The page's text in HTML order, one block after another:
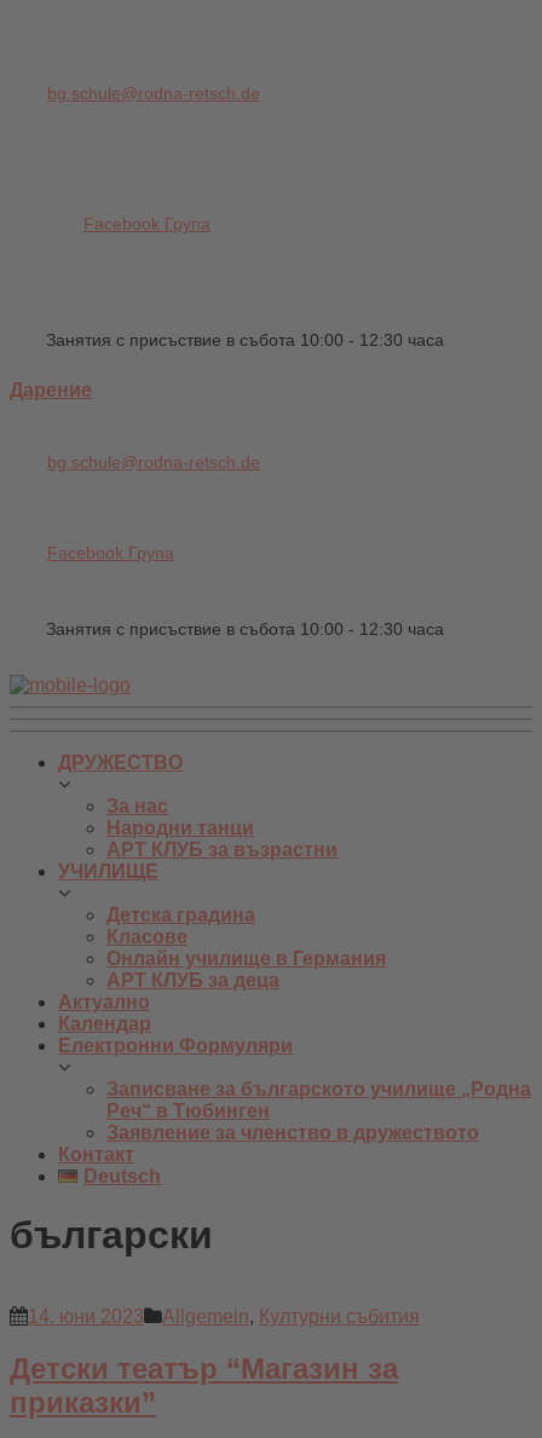
bg.schule@rodna-retsch.de
Facebook Група
Занятия с присъствие в събота 10:00 - 12:30 часа
Дарение
bg.schule@rodna-retsch.de
Facebook Група
Занятия с присъствие в събота 10:00 - 12:30 часа
ДРУЖЕСТВО
За нас
Народни танци
АРТ КЛУБ за възрастни
УЧИЛИЩЕ
Детска градина
Класове
Онлайн училище в Германия
АРТ КЛУБ за деца
Актуално
Календар
Електронни Формуляри
Записване за българското училище „Родна
Реч“ в Тюбинген
Заявление за членство в дружеството
Контакт
Deutsch
български
14. юни 2023 Allgemein, Културни събития
Детски театър “Магазин за
приказки”